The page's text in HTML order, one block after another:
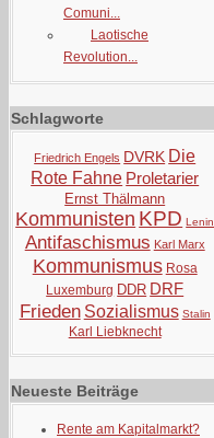
Comuni...
Laotische
Revolution...
Schlagworte
Friedrich Engels DVRK Die
Rote Fahne Proletarier
Ernst Thälmann
Kommunisten KPD Lenin
Antifaschismus Karl Marx
Kommunismus Rosa
Luxemburg DDR DRF
Frieden Sozialismus Stalin
Karl Liebknecht
Neueste Beiträge
Rente am Kapitalmarkt?